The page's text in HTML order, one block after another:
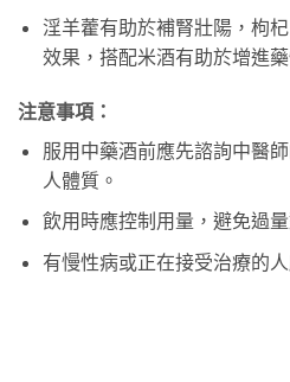
淫羊藿有助於補腎壯陽，枸
效果，搭配米酒有助於增進
注意事項：
服用中藥酒前應先諮詢中醫
人體質。
飲用時應控制用量，避免過
有慢性病或正在接受治療的